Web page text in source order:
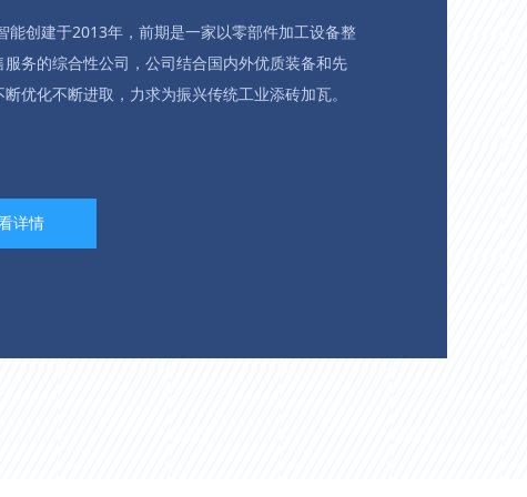
建于2013年，前期是一家以零部件加工设备整
服务的综合性公司，公司结合国内外优质装备和先
优化不断进取，力求为振兴传统工业添砖加瓦。
详情